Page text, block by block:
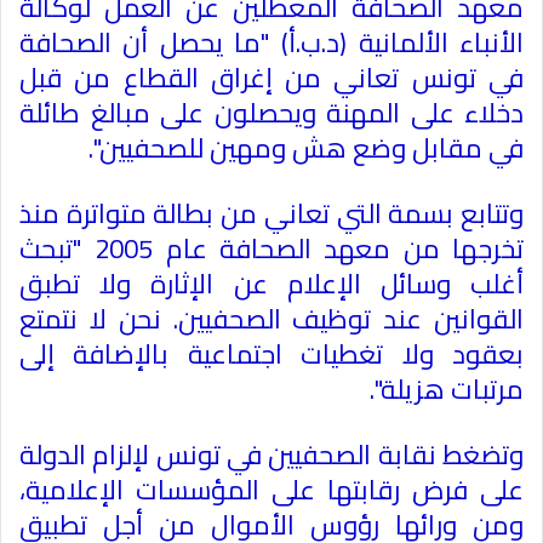
الأنباء الألمانية (د.ب.أ) "ما يحصل أن الصحافة
في تونس تعاني من إغراق القطاع من قبل
دخلاء على المهنة ويحصلون على مبالغ طائلة
في مقابل وضع هش ومهين للصحفيين".
وتتابع بسمة التي تعاني من بطالة متواترة منذ
تخرجها من معهد الصحافة عام 2005 "تبحث
أغلب وسائل الإعلام عن الإثارة ولا تطبق
القوانين عند توظيف الصحفيين. نحن لا نتمتع
بعقود ولا تغطيات اجتماعية بالإضافة إلى
مرتبات هزيلة".
وتضغط نقابة الصحفيين فيتونس لإلزام الدولة
على فرض رقابتها على المؤسسات الإعلامية،
ومن ورائها رؤوس الأموال من أجل تطبيق